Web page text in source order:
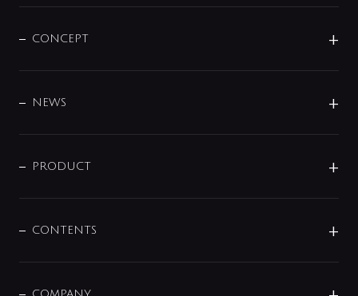
CONCEPT
DESIGN
NEWS
商品に関して
その他
PRODUCT
センサー・タッチ水栓
CONTENTS